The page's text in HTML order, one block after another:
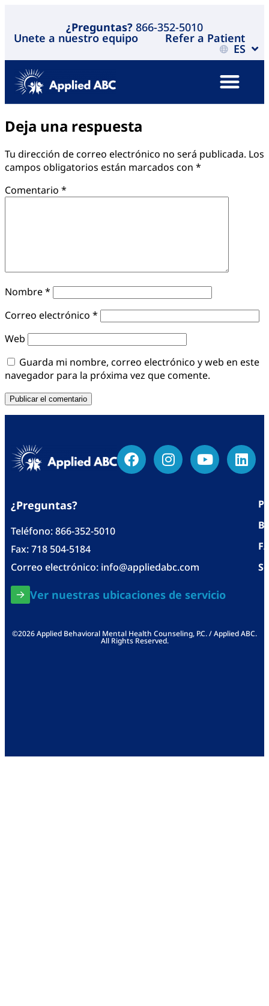
¿Preguntas? 866-352-5010
Unete a nuestro equipo Refer a Patient
ES
Deja una respuesta
Tu dirección de correo electrónico no será publicada. Los
campos obligatorios están marcados con *
Comentario *
Nombre*
Correo electrónico *
Web
Guarda mi nombre, correo electrónico y web en este
navegador para la próxima vez que comente.
¿Preguntas?
Teléfono:866-352-5010
Fax: 718 504-5184
Correo electrónico: info@appliedabc.com
Ver nuestras ubicaciones de servicio
©2026 Applied Behavioral Mental Health Counseling, P.C. / Applied ABC.
All Rights Reserved.